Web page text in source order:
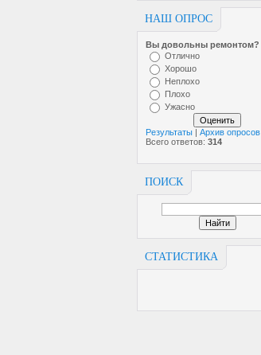
НАШ ОПРОС
Вы довольны ремонтом?
Отлично
Хорошо
Неплохо
Плохо
Ужасно
Результаты
Архив опросов
Всего ответов: 314
ПОИСК
СТАТИСТИКА